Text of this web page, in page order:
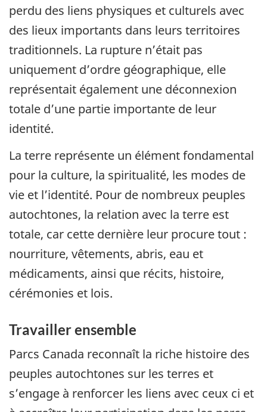
perdu des liens physiques et culturels avec
des lieux importants dans leurs territoires
traditionnels. La rupture n’était pas
uniquement d’ordre géographique, elle
représentait également une déconnexion
totale d’une partie importante de leur
identité.
La terre représente un élément fondamental
pour la culture, la spiritualité, les modes de
vie et l’identité. Pour de nombreux peuples
autochtones, la relation avec la terre est
totale, car cette dernière leur procure tout :
nourriture, vêtements, abris, eau et
médicaments, ainsi que récits, histoire,
cérémonies et lois.
Travailler ensemble
Parcs Canada reconnaît la riche histoire des
peuples autochtones sur les terres et
s’engage à renforcer les liens avec ceux ci et